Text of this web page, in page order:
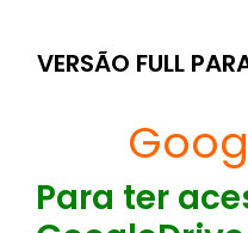
VERSÃO FULL
Para ter